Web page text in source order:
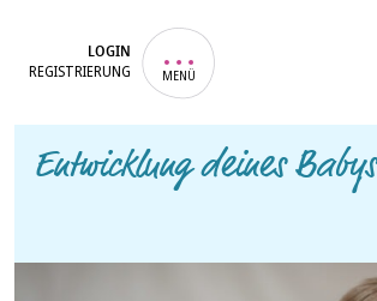
LOGIN
REGISTRIERUNG MENÜ
Entwicklung deines Babys